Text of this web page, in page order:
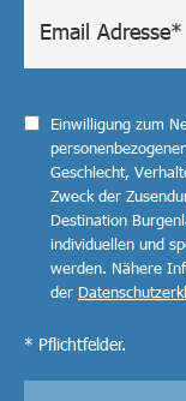
Einwilligung zum
Geschlecht,
Zweck der
Destination
individuellen und
werden. Nähere
der
* Pflichtfelder.